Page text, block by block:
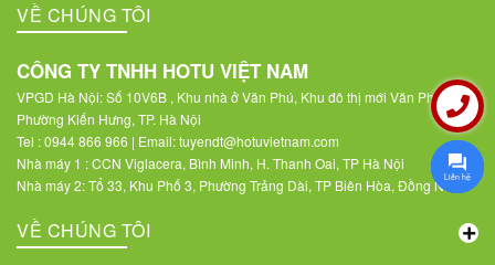
VỀ CHÚNG TÔI
CÔNG TY TNHH HOTU VIỆT NAM
VPGD Hà Nội: Số 10V6B , Khu nhà ở Văn Phú, Khu đô thị mới Văn Phú,
Phường Kiến Hưng, TP. Hà Nội
Tel : 0944 866 966 | Email: tuyendt@hotuvietnam.com
Nhà máy 1 : CCN Viglacera, Bình Minh, H. Thanh Oai, TP Hà Nội
Nhà máy 2: Tổ 33, Khu Phố 3, Phường Trảng Dài, TP Biên Hòa, Đồng Nai
VỀ CHÚNG TÔI
Liên hệ